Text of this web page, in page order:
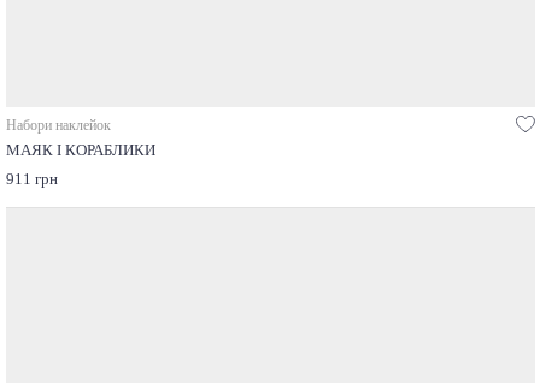
Набори наклейок
МАЯК І КОРАБЛИКИ
911 грн